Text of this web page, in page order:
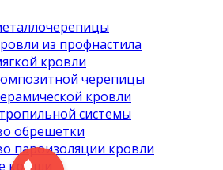
из профнастила
кровли
черепицы
кровли
системы
обрешетки
пароизоляции кровли
крыши